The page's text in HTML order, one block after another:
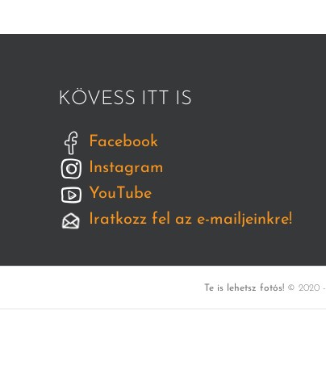
KÖVESS ITT IS
Facebook
Instagram
YouTube
Iratkozz fel az e-mailjeinkre!
Te is lehetsz fotós! © 2020 -